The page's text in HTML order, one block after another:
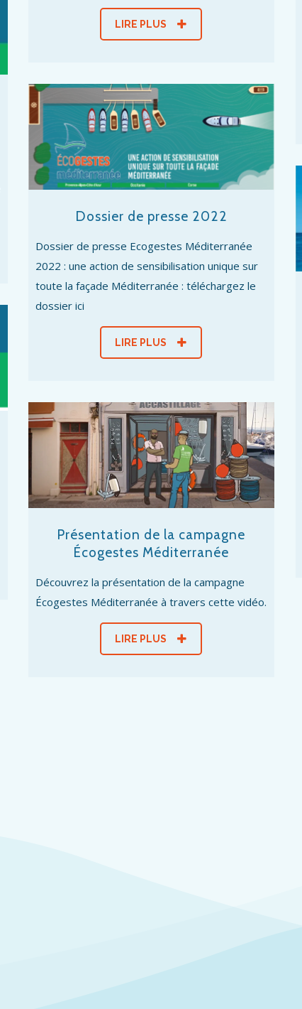
LIRE PLUS
Dossier de presse 2022
Dossier de presse Ecogestes Méditerranée
2022 : une action de sensibilisation unique sur
toute la façade Méditerranée : téléchargez le
dossier ici
LIRE PLUS
Présentation de la campagne
Écogestes Méditerranée
Découvrez la présentation de la campagne
Écogestes Méditerranée à travers cette vidéo.
LIRE PLUS